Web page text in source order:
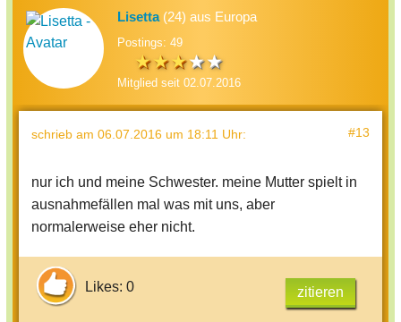
Lisetta(24) aus Europa
Postings: 49
Mitglied seit 02.07.2016
schrieb am 06.07.2016 um 18:11 Uhr: #13
nur ich und meine Schwester. meine Mutter spielt in
ausnahmefällen mal was mit uns, aber
normalerweise eher nicht.
Likes: 0 zitieren